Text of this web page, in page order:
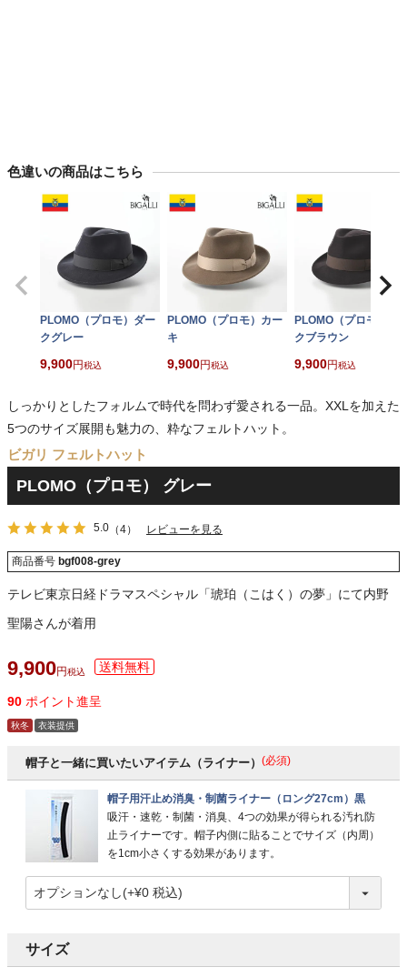
色違いの商品はこちら
PLOMO（プロモ）ダー
クグレー
9,900 税込
PLOMO（プロモ）カー
キ
9,900 税込
PLOMO（プロモ）ダ
クブラウン
9,900 税込
しっかりとしたフォルムで時代を問わず愛される一品。XXLを加えた
5つのサイズ展開も魅力の、粋なフェルトハット。
ビガリ フェルトハット
PLOMO（プロモ） グレー
5.0 （4） レビューを見る
商品番号 bgf008-grey
テレビ東京日経ドラマスペシャル「琥珀（こはく）の夢」にて内野
聖陽さんが着用
9,900 税込
90 ポイント進呈
秋冬 衣装提供
帽子と一緒に買いたいアイテム（ライナー） (必須)
帽子用汗止め消臭・制菌ライナー（ロング27cm）黒
吸汗・速乾・制菌・消臭、4つの効果が得られる汚れ防
止ライナーです。帽子内側に貼ることでサイズ（内周）
を1cm小さくする効果があります。
サイズ